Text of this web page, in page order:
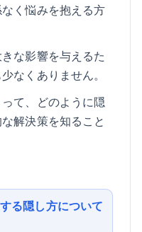
く悩みを抱える方
な影響を与えるた
なくありません。
て、どのように隠
解決策を知ること
る隠し方について